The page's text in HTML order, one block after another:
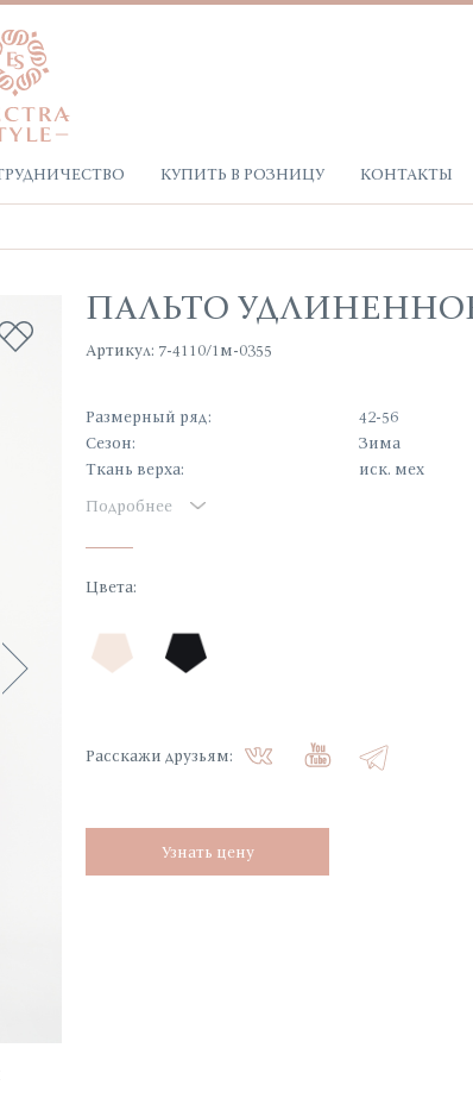
КУПИТЬ В РОЗНИЦУ КОНТАКТЫ
ПАЛЬТО
Артикул: 7-4110/1м-0355
Размерный ряд:
42-56
Сезон:
Зима
Ткань верха:
иск. мех
Подробнее
Цвета:
Расскажи друзьям:
Узнать цену